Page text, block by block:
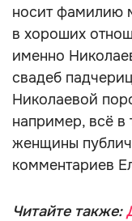
носит фамилию
в хороших
именно
свадеб
Николаевой
например, всё
женщины
комментариев
Читайте также: